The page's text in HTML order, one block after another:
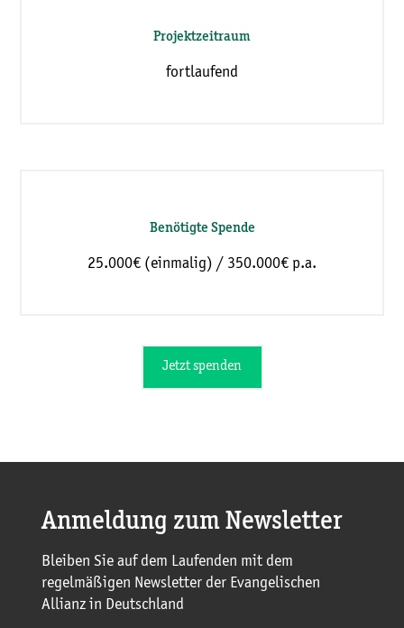
Projektzeitraum
fortlaufend
Benötigte Spende
25.000€ (einmalig) / 350.000€ p.a.
Jetzt spenden
Anmeldung zum Newsletter
Bleiben Sie auf dem Laufenden mit dem
regelmäßigen Newsletter der Evangelischen
Allianz in Deutschland